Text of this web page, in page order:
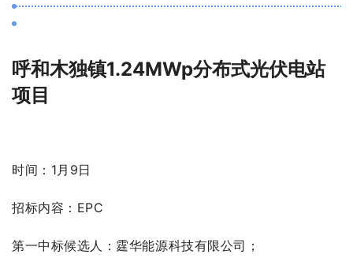
呼和木独镇1.24MWp分布式光伏电站
项目
时间：1月9日
招标内容：EPC
第一中标候选人：霆华能源科技有限公司；